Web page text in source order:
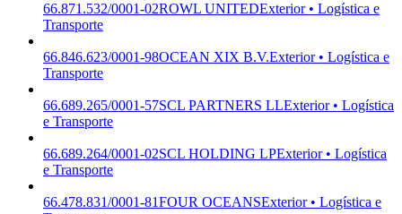
66.871.532/0001-02ROWL UNITEDExterior • Logística e
Transporte
66.846.623/0001-98OCEAN XIX B.V.Exterior • Logística e
Transporte
66.689.265/0001-57SCL PARTNERS LLExterior • Logística
e Transporte
66.689.264/0001-02SCL HOLDING LPExterior • Logística
e Transporte
66.478.831/0001-81FOUR OCEANSExterior • Logística e